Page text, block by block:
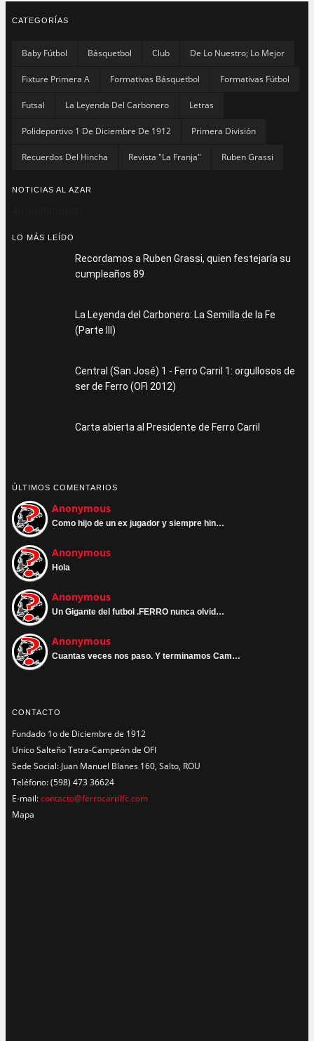
CATEGORÍAS
Baby Fútbol Básquetbol Club De Lo Nuestro; Lo Mejor
Fixture Primera A Formativas Básquetbol Formativas Fútbol
Futsal La Leyenda Del Carbonero Letras
Polideportivo 1 De Diciembre De 1912 Primera División
Recuerdos Del Hincha Revista "La Franja" Ruben Grassi
NOTICIAS AL AZAR
LO MÁS LEÍDO
Recordamos a Ruben Grassi, quien festejaría su
cumpleaños 89
La Leyenda del Carbonero: La Semilla de la Fe
(Parte III)
Central (San José) 1 - Ferro Carril 1: orgullosos de
ser de Ferro (OFI 2012)
Carta abierta al Presidente de Ferro Carril
ÚLTIMOS COMENTARIOS
Anonymous
Como hijo de un ex jugador y siempre hin…
Anonymous
Hola
Anonymous
Un Gigante del futbol .FERRO nunca olvid…
Anonymous
Cuantas veces nos paso. Y terminamos Cam…
CONTACTO
Fundado 1o de Diciembre de 1912
Unico Salteño Tetra-Campeón de OFI
Sede Social: Juan Manuel Blanes 160, Salto, ROU
Teléfono: (598) 473 36624
E-mail:contacto@ferrocarrilfc.com
Mapa